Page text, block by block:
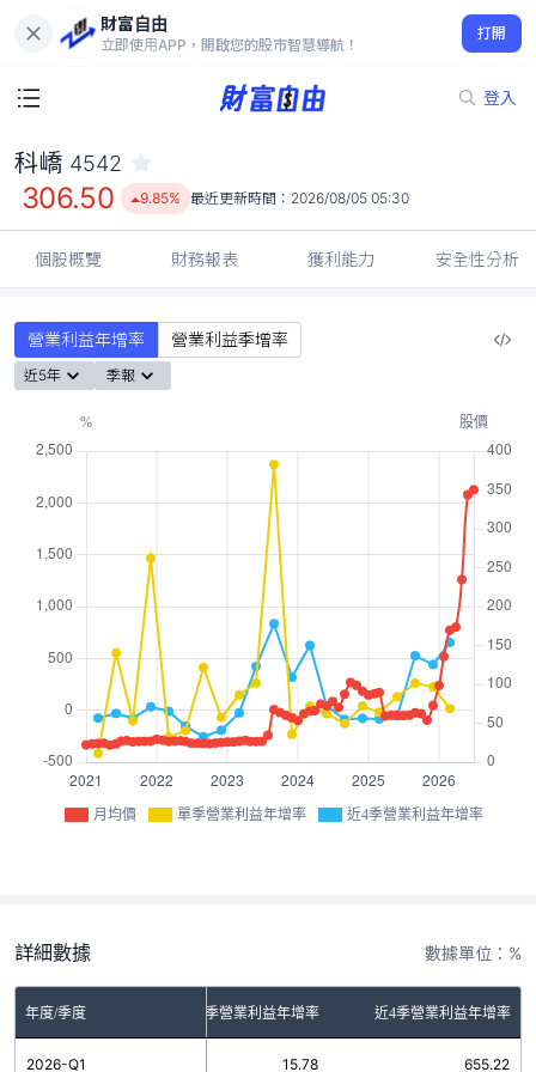
財富自由
立即使用APP，開啟您的股市智慧導航！
打開
登入
306.50
9.85%
科嶠 4542
306.50 9.85% 最近更新時間： 2026/08/05 05:30
個股概覽 財務報表 獲利能力 安全性分析
營業利益年增率 營業利益季增率
近5年 季報
月均價 單季營業利益年增率 近4季營業利益年增率
詳細數據 數據單位：%
年度/季度 單季營業利益年增率 近4季營業利益年增率
2026-Q1 15.78 655.22